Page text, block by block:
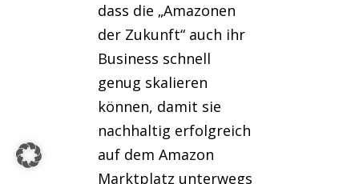
dass die „Amazonen
der Zukunft“ auch ihr
Business schnell
genug skalieren
können, damit sie
nachhaltig erfolgreich
auf dem Amazon
Marktplatz unterwegs